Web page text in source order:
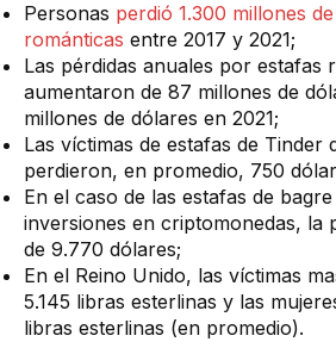
Personas perdió 1.300 millones
románticas entre 2017 y 2021;
Las pérdidas anuales por estafas
aumentaron de 87 millones de
millones de dólares en 2021;
Las víctimas de estafas de Tinder
perdieron, en promedio, 750
En el caso de las estafas de
inversiones en criptomonedas, la
de 9.770 dólares;
En el Reino Unido, las víctimas
5.145 libras esterlinas y las
libras esterlinas (en promedio).